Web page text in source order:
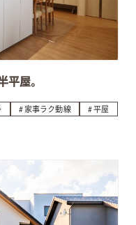
平屋。
家事ラク動線
平屋